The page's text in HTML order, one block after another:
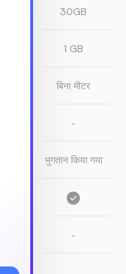
30GB
1 GB
बिना मीटर
-
भुगतान किया गया
-